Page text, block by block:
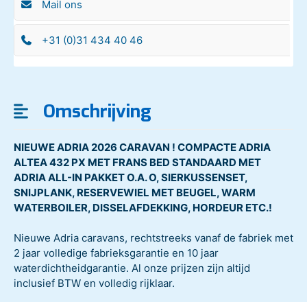
Mail ons
+31 (0)31 434 40 46
Omschrijving
NIEUWE ADRIA 2026 CARAVAN ! COMPACTE ADRIA
ALTEA 432 PX MET FRANS BED STANDAARD MET
ADRIA ALL-IN PAKKET O.A. O, SIERKUSSENSET,
SNIJPLANK, RESERVEWIEL MET BEUGEL, WARM
WATERBOILER, DISSELAFDEKKING, HORDEUR ETC.!
Nieuwe Adria caravans, rechtstreeks vanaf de fabriek met
2 jaar volledige fabrieksgarantie en 10 jaar
waterdichtheidgarantie. Al onze prijzen zijn altijd
inclusief BTW en volledig rijklaar.